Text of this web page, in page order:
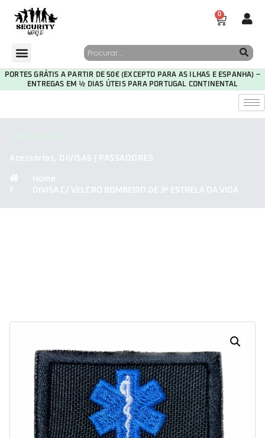
0
PORTES GRÁTIS A PARTIR DE 50€ (EXCEPTO PARA AS ILHAS E ESPANHA) –
ENTREGAS EM ½ DIAS ÚTEIS PARA PORTUGAL CONTINENTAL
Acessórios, DIVISAS | PASSADORES
Home
DIVISA C/ VELCRO BOMBEIRO DE 3ª ESTRELA DA VIDA